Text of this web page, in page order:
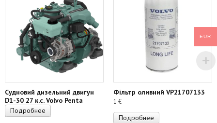
Судновий дизельний двигун
D1-30 27 к.с. Volvo Penta
Подробнее
Фільтр оливний VP21707133
1 €
Подробнее
EUR